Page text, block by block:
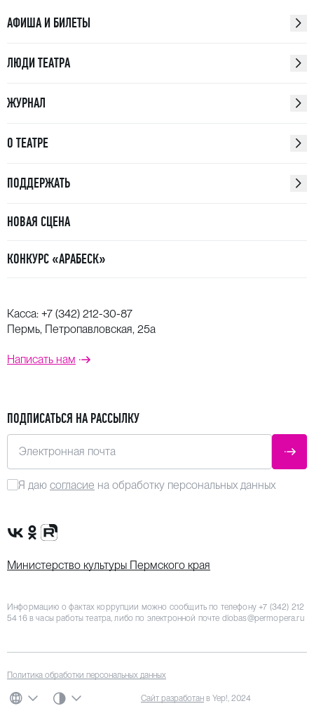
АФИША И БИЛЕТЫ
ЛЮДИ ТЕАТРА
ЖУРНАЛ
О ТЕАТРЕ
ПОДДЕРЖАТЬ
НОВАЯ СЦЕНА
КОНКУРС «АРАБЕСК»
Касса: +7 (342) 212-30-87
Пермь, Петропавловская, 25а
Написать нам
ПОДПИСАТЬСЯ НА РАССЫЛКУ
Электронная почта
Я даю согласие на обработку персональных данных
Министерство культуры Пермского края
Информацию о фактах коррупции можно сообщить по телефону+7 (342) 212
54 16в часы работы театра, либо по электронной почте dlobas@permopera.ru
Политика обработки персональных данных
СИСТЕМНАЯ ТЕМА Сайт разработан в Yep!, 2024